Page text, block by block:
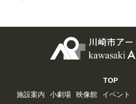
TOP
施設案内
小劇場 映像館 イベント